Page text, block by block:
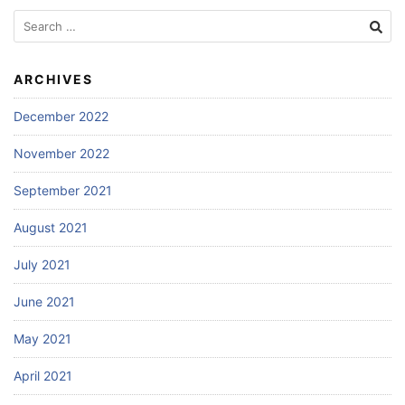
Search
for:
ARCHIVES
December 2022
November 2022
September 2021
August 2021
July 2021
June 2021
May 2021
April 2021